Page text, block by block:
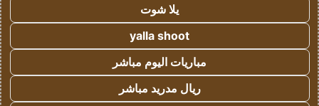
يلا شوت
yalla shoot
مباريات اليوم مباشر
ريال مدريد مباشر